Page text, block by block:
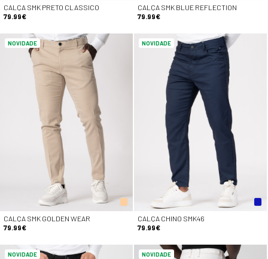
CALÇA SMK PRETO CLASSICO
79.99€
CALÇA SMK BLUE REFLECTION
79.99€
NOVIDADE
CALÇA SMK GOLDEN WEAR
79.99€
NOVIDADE
CALÇA CHINO SMK46
79.99€
NOVIDADE NOVIDADE